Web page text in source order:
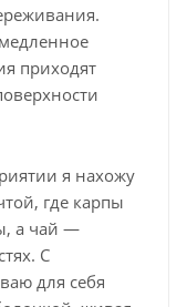
приходят
я нахожу
где карпы
а чай —
С
для себя